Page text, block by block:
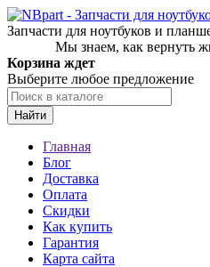
Запчасти для ноутбуков и
Мы знаем, как вернуть
Корзина ждет
Выберите любое предложение
Найти
Главная
Блог
Доставка
Оплата
Скидки
Как купить
Гарантия
Карта сайта